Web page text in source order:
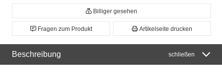
Billiger gesehen
Fragen zum Produkt Artikelseite drucken
Beschreibung schließen